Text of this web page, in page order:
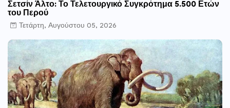
Σετσίν Άλτο: Το Τελετουργικό Συγκρότημα 5.500 Ετών
του Περού
Τετάρτη, Αυγούστου 05, 2026